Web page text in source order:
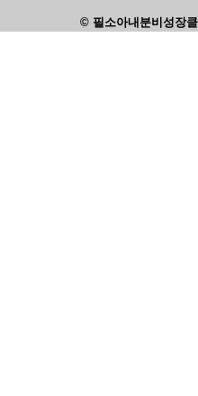
© 필소아내분비성장